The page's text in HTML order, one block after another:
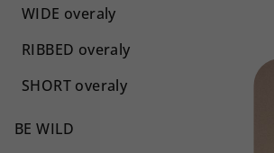
WIDE overaly
RIBBED overaly
SHORT overaly
BE WILD